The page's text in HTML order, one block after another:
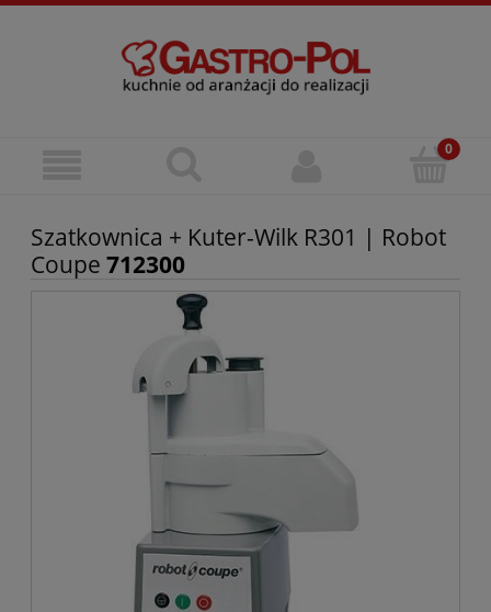
Szatkownica + Kuter-Wilk R301 | Robot
Coupe 712300